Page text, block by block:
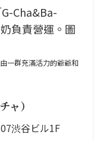
一群充滿活力的爺爺和
ャ）
渋谷ビル1F